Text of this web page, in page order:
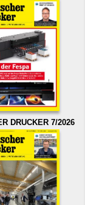
DRUCKER 7/2026